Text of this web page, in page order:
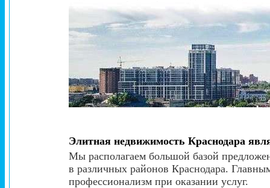
Элитная недвижимость Краснодара
Мы располагаем большой базой
в различных районов Краснодара.
профессионализм при оказании услуг.